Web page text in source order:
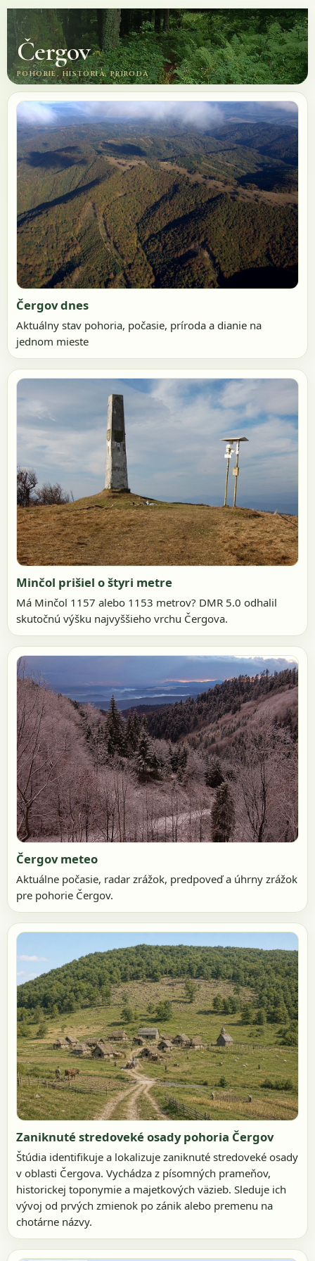
Čergov
POHORIE, HISTÓRIA, PRÍRODA
Čergov dnes
Aktuálny stav pohoria, počasie, príroda a dianie na
jednom mieste
Minčol prišiel o štyri metre
Má Minčol 1157 alebo 1153 metrov? DMR 5.0 odhalil
skutočnú výšku najvyššieho vrchu Čergova.
Čergov meteo
Aktuálne počasie, radar zrážok, predpoveď a úhrny zrážok
pre pohorie Čergov.
Zaniknuté stredoveké osady pohoria Čergov
Štúdia identifikuje a lokalizuje zaniknuté stredoveké osady
v oblasti Čergova. Vychádza z písomných prameňov,
historickej toponymie a majetkových väzieb. Sleduje ich
vývoj od prvých zmienok po zánik alebo premenu na
chotárne názvy.